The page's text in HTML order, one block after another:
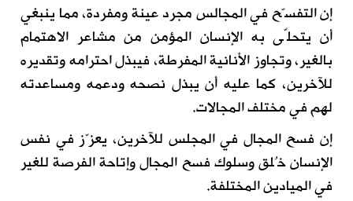
إن التفسّح في المجالس مجرد عينة ومفردة، مما ينبغي
أن يتحلّى به الإنسان المؤمن من مشاعر الاهتمام
بالغير، وتجاوز الأنانية المفرطة، فيبذل احترامه وتقديره
للآخرين، كما عليه أن يبذل نصحه ودعمه ومساعدته
لهم في مختلف المجالات.
إن فسح المجال في المجلس للآخرين، يعزّز في نفس
الإنسان خُلق وسلوك فسح المجال وإتاحة الفرصة للغير
في الميادين المختلفة.